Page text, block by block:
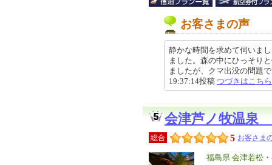
お客さまの声
静かな時間を求めて伺いま
ました。森の中にひっそり
ましたが、クマ出没の問題
19:37:14投稿 つづきはこちら
会津芦ノ牧温泉
総合 5 お客さま
エ
福島県 会津若松